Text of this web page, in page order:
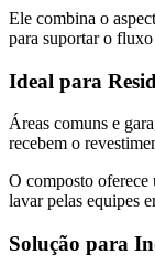
Ele combina o
para suportar o fluxo
Ideal para
Áreas comuns e
recebem o
O composto
lavar pelas equipes
Solução para